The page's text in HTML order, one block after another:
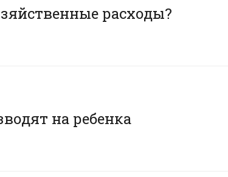
расходы?
на ребенка